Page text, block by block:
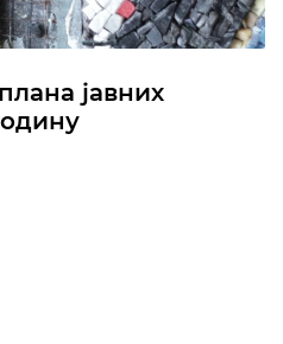
јавних